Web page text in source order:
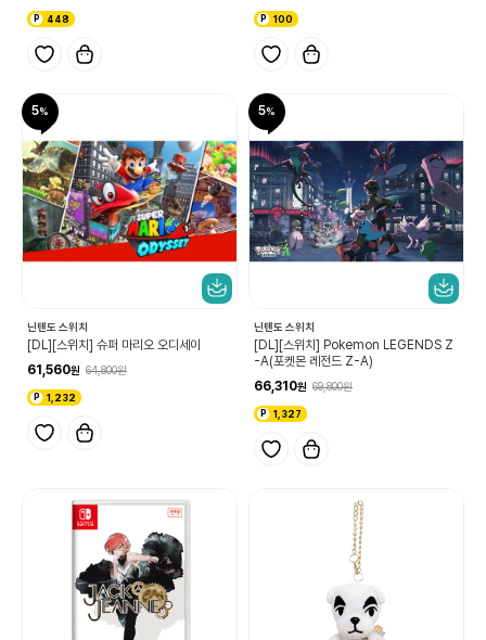
448 100
5
닌텐도 스위치
[DL][스위치] 슈퍼 마리오 오디세이
61,560
64,800
1,232
5
닌텐도 스위치
[DL][스위치] Pokemon LEGENDS Z
-A(포켓몬 레전드 Z-A)
66,310
69,800
1,327